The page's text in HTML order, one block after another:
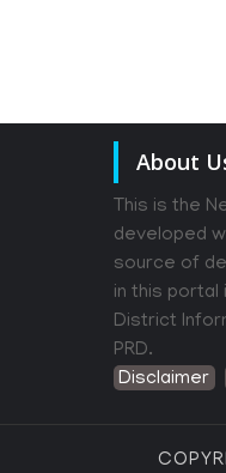
About
This is the
developed
source of
in this
District
PRD.
Disclaimer